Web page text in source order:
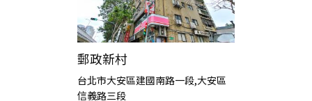
郵政新村
台北市大安區建國南路一段,大安區
信義路三段